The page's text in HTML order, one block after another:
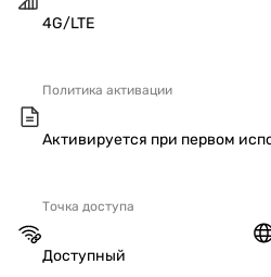
4G/LTE
Политика активации
Активируется при первом
Точка доступа
Доступный